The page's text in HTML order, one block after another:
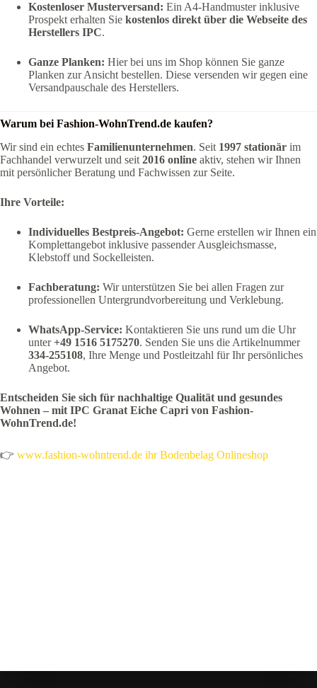
Kostenloser Musterversand: Ein A4-Handmuster inklusive
Prospekt erhalten Sie kostenlos direkt über die Webseite des
Herstellers IPC.
Ganze Planken: Hier bei uns im Shop können Sie ganze
Planken zur Ansicht bestellen. Diese versenden wir gegen eine
Versandpauschale des Herstellers.
Warum bei Fashion-WohnTrend.de kaufen?
Wir sind ein echtes Familienunternehmen. Seit 1997 stationär im
Fachhandel verwurzelt und seit 2016 online aktiv, stehen wir Ihnen
mit persönlicher Beratung und Fachwissen zur Seite.
Ihre Vorteile:
Individuelles Bestpreis-Angebot: Gerne erstellen wir Ihnen ein
Komplettangebot inklusive passender Ausgleichsmasse,
Klebstoff und Sockelleisten.
Fachberatung: Wir unterstützen Sie bei allen Fragen zur
professionellen Untergrundvorbereitung und Verklebung.
WhatsApp-Service: Kontaktieren Sie uns rund um die Uhr
unter+49 1516 5175270. Senden Sie uns die Artikelnummer
334-255108, Ihre Menge und Postleitzahl für Ihr persönliches
Angebot.
Entscheiden Sie sich für nachhaltige Qualität und gesundes
Wohnen – mit IPC Granat Eiche Capri von Fashion-
WohnTrend.de!
👉 www.fashion-wohntrend.de ihr Bodenbelag Onlineshop